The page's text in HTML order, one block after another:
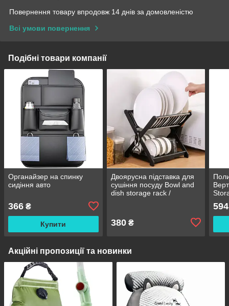
Повернення товару впродовж 14 днів за домовленістю
Всі умови повернення
Подібні товари компанії
Органайзер на спинку
сидіння авто
366 ₴
Купити
Двоярусна підставка для
сушіння посуду Bowl and
dish storage rack /
380₴
594
Акційні пропозиції та новинки